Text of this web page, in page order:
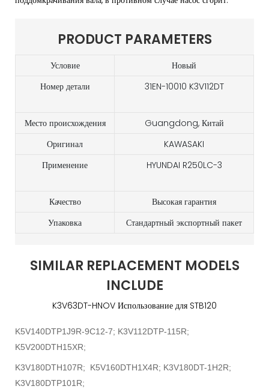
PRODUCT PARAMETERS
Условие
Новый
Номер детали
31EN-10010 K3V112DT
Место происхождения
Guangdong, Китай
Оригинал
KAWASAKI
Применение
HYUNDAI R250LC-3
Качество
Высокая гарантия
Упаковка
Стандартный экспортный пакет
SIMILAR REPLACEMENT MODELS
INCLUDE
K3V63DT-HNOV Использование для STB120
K5V140DTP1J9R-9C12-7; K3V112DTP-115R;
K5V200DTH15XR;
K3V180DTH107R; K5V160DTH1X4R; K3V180DT-1H2R;
K3V180DTP101R;